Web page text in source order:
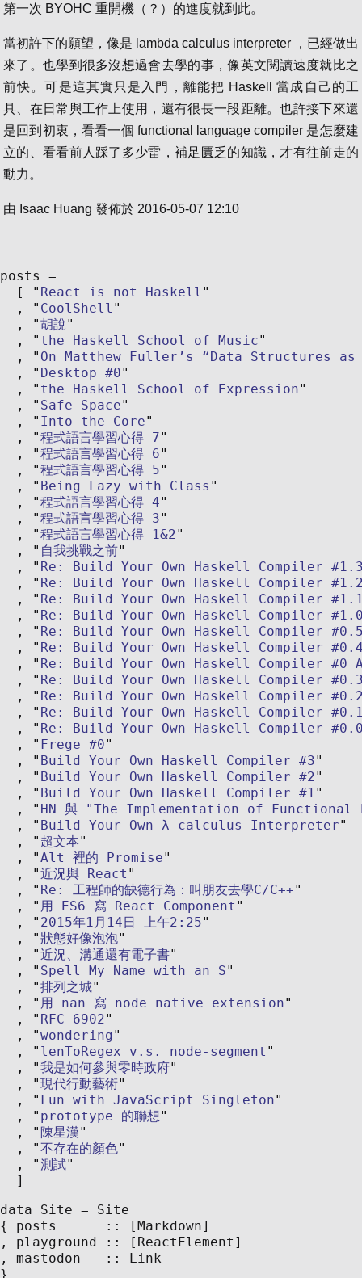
第一次 BYOHC 重開機（？）的進度就到此。
當初許下的願望，像是 lambda calculus interpreter ，已經做出
來了。也學到很多沒想過會去學的事，像英文閱讀速度就比之
前快。可是這其實只是入門，離能把 Haskell 當成自己的工
具、在日常與工作上使用，還有很長一段距離。也許接下來還
是回到初衷，看看一個 functional language compiler 是怎麼建
立的、看看前人踩了多少雷，補足匱乏的知識，才有往前走的
動力。
由 Isaac Huang 發佈於 2016-05-07 12:10
posts
React is not Haskell
CoolShell
胡說
the Haskell School of Music
On Matthew Fuller’s “Data Structures
Desktop #0
the Haskell School of Expression
Safe Space
Into the Core
程式語言學習心得 7
程式語言學習心得 6
程式語言學習心得 5
Being Lazy with Class
程式語言學習心得 4
程式語言學習心得 3
程式語言學習心得 1&2
自我挑戰之前
Re: Build Your Own Haskell Compiler
Re: Build Your Own Haskell Compiler
Re: Build Your Own Haskell Compiler
Re: Build Your Own Haskell Compiler
Re: Build Your Own Haskell Compiler
Re: Build Your Own Haskell Compiler
Re: Build Your Own Haskell Compiler #0
Re: Build Your Own Haskell Compiler
Re: Build Your Own Haskell Compiler
Re: Build Your Own Haskell Compiler
Re: Build Your Own Haskell Compiler
Frege #0
Build Your Own Haskell Compiler #3
Build Your Own Haskell Compiler #2
Build Your Own Haskell Compiler #1
HN 與 "The Implementation of Functional
Build Your Own λ-calculus Interpreter
超文本
Alt 裡的 Promise
近況與 React
Re: 工程師的缺德行為：叫朋友去學C/C++
用 ES6 寫 React Component
2015年1月14日 上午2:25
狀態好像泡泡
近況、溝通還有電子書
Spell My Name with an S
排列之城
用 nan 寫 node native extension
RFC 6902
wondering
lenToRegex v.s. node-segment
我是如何參與零時政府
現代行動藝術
Fun with JavaScript Singleton
prototype 的聯想
陳星漢
不存在的顏色
測試